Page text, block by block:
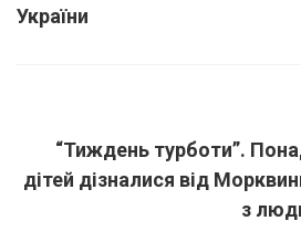
України
“Тиждень турботи”.
дітей дізналися від
з